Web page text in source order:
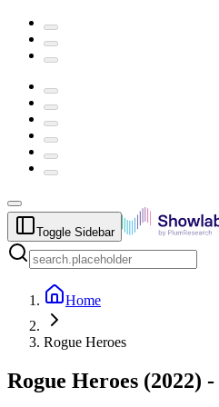
Toggle Sidebar
Home
Rogue Heroes
Rogue Heroes (2022) -